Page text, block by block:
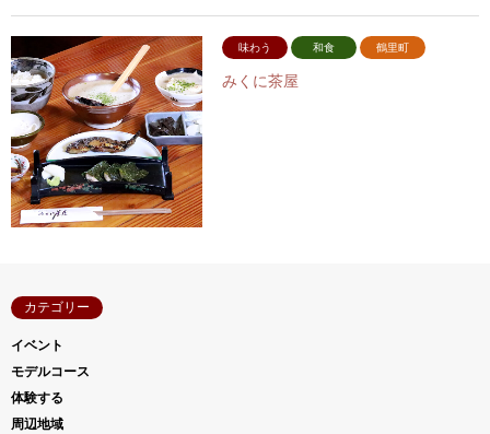
味わう 和食 鶴里町
みくに茶屋
カテゴリー
イベント
モデルコース
体験する
周辺地域